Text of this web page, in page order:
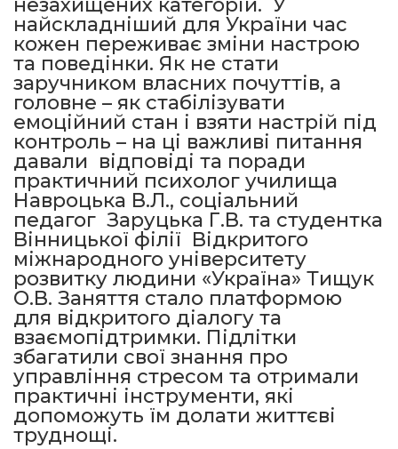
незахищених категорій. У
найскладніший для України час
кожен переживає зміни настрою
та поведінки. Як не стати
заручником власних почуттів, а
головне – як стабілізувати
емоційний стан і взяти настрій під
контроль – на ці важливі питання
давали відповіді та поради
практичний психолог училища
Навроцька В.Л., соціальний
педагог Заруцька Г.В. та студентка
Вінницької філії Відкритого
міжнародного університету
розвитку людини «Україна» Тищук
О.В. Заняття стало платформою
для відкритого діалогу та
взаємопідтримки. Підлітки
збагатили свої знання про
управління стресом та отримали
практичні інструменти, які
допоможуть їм долати життєві
труднощі.